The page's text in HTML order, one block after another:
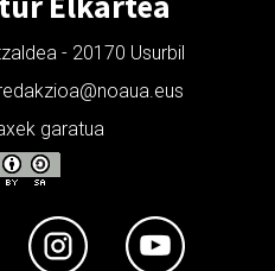
- 20170 Usurbil
garatua